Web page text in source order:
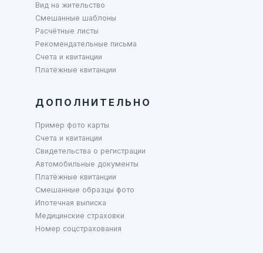
Вид на жительство
Смешанные шаблоны
Расчётные листы
Рекомендательные письма
Счета и квитанции
Платёжные квитанции
ДОПОЛНИТЕЛЬНО
Пример фото карты
Счета и квитанции
Свидетельства о регистрации
Автомобильные документы
Платёжные квитанции
Смешанные образцы фото
Ипотечная выписка
Медицинские страховки
Номер соцстрахования